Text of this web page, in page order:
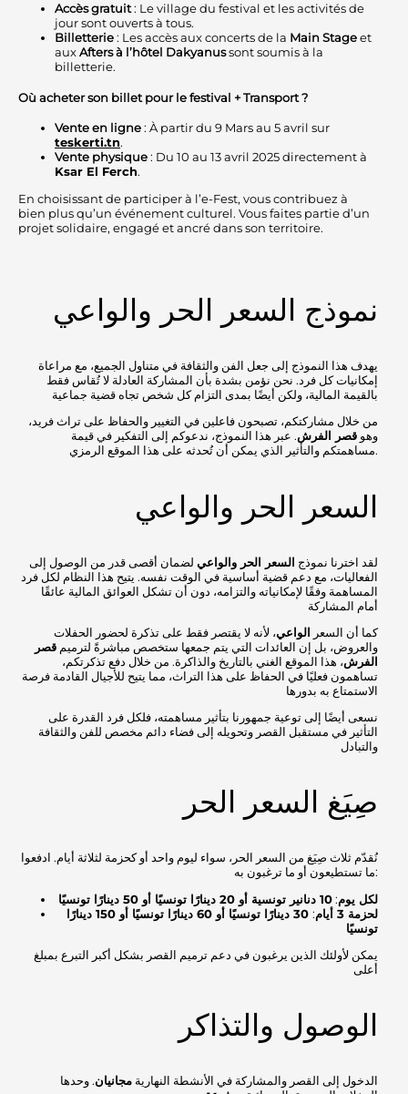
Accès gratuit: Le village du festival et les activités de
jour sont ouverts à tous.
Billetterie: Les accès aux concerts de la Main Stageet
auxAfters à l’hôtel Dakyanussont soumis à la
billetterie.
Où acheter son billet pour le festival + Transport ?
Vente en ligne: À partir du 9 Mars au 5 avril sur
teskerti.tn.
Vente physique: Du 10 au 13 avril 2025 directement à
Ksar El Ferch.
En choisissant de participer à l’e-Fest, vous contribuez à
bien plus qu’un événement culturel. Vous faites partie d’un
projet solidaire, engagé et ancré dans son territoire.
نموذج السعر الحر والواعي
يهدف هذا النموذج إلى جعل الفن والثقافة في متناول الجميع، مع مراعاة
إمكانيات كل فرد. نحن نؤمن بشدة بأن المشاركة العادلة لا تُقاس فقط
بالقيمة المالية، ولكن أيضًا بمدى التزام كل شخص تجاه قضية جماعية
من خلال مشاركتكم، تصبحون فاعلين في التغيير والحفاظ على تراث فريد،
وهوقصر الفرش. عبر هذا النموذج، ندعوكم إلى التفكير في قيمة
مساهمتكم والتأثير الذي يمكن أن تُحدثه على هذا الموقع الرمزي.
السعر الحر والواعي
لقد اخترنا نموذج السعر الحر والواعي لضمان أقصى قدر من الوصول إلى
الفعاليات، مع دعم قضية أساسية في الوقت نفسه. يتيح هذا النظام لكل فرد
المساهمة وفقًا لإمكانياته والتزامه، دون أن تشكل العوائق المالية عائقًا
أمام المشاركة
كما أن السعر الواعي، لأنه لا يقتصر فقط على تذكرة لحضور الحفلات
والعروض، بل إن العائدات التي يتم جمعها ستخصص مباشرةً لترميمقصر
الفرش، هذا الموقع الغني بالتاريخ والذاكرة. من خلال دفع تذكرتكم،
تساهمون فعليًا في الحفاظ على هذا التراث، مما يتيح للأجيال القادمة فرصة
الاستمتاع به بدورها
نسعى أيضًا إلى توعية جمهورنا بتأثير مساهمته، فلكل فرد القدرة على
التأثير في مستقبل القصر وتحويله إلى فضاء دائم مخصص للفن والثقافة
والتبادل
صِيَغ السعر الحر
نُقدّم ثلاث صِيَغ من السعر الحر، سواء ليوم واحد أو كحزمة لثلاثة أيام. ادفعوا
ما تستطيعون أو ما ترغبون به:
لكل يوم:10 دنانير تونسية أو 20 دينارًا تونسيًا أو 50 دينارًا تونسيًا
لحزمة 3 أيام
:
30 دينارًا تونسيًا أو 60 دينارًا تونسيًا أو 150 دينارًا
تونسيًا
يمكن لأولئك الذين يرغبون في دعم ترميم القصر بشكل أكبر التبرع بمبلغ
أعلى
الوصول والتذاكر
الدخول إلى القصر والمشاركة في الأنشطة النهاريةمجانيان. وحدها